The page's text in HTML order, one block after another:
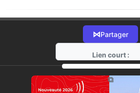
⋈Partager
Lien court :
⧉